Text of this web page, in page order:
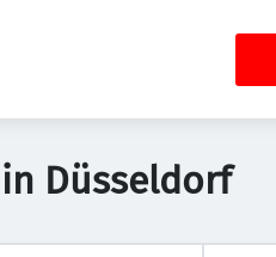
Düsseldorf